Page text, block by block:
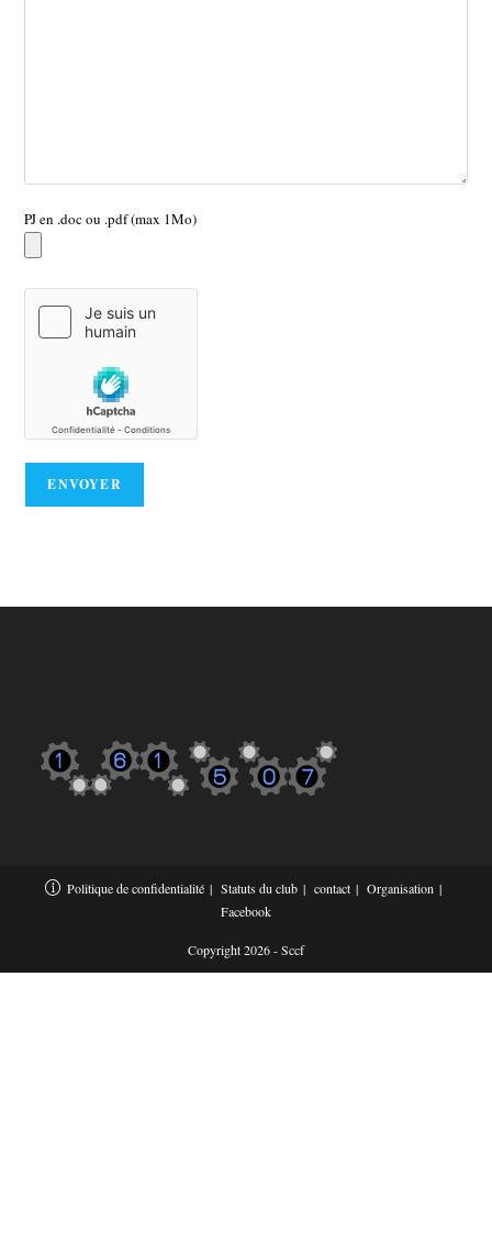
PJ en .doc ou .pdf (max 1Mo)
Politique de confidentialité Statuts du club contact
Organisation
Facebook
Copyright 2026 - Sccf